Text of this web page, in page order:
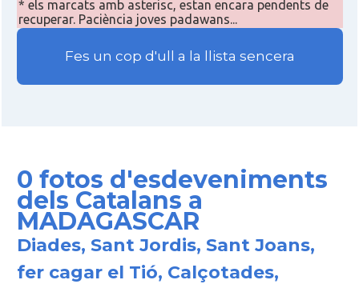
* els marcats amb asterisc, estan encara pendents de
recuperar. Paciència joves padawans...
Fes un cop d'ull a la llista sencera
0 fotos d'esdeveniments
dels Catalans a
MADAGASCAR
Diades, Sant Jordis, Sant Joans,
fer cagar el Tió, Calçotades,